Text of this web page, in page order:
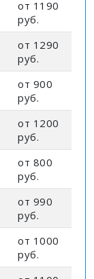
от 1190
руб.
от 1290
руб.
от 900
руб.
от 1200
руб.
от 800
руб.
от 990
руб.
от 1000
руб.